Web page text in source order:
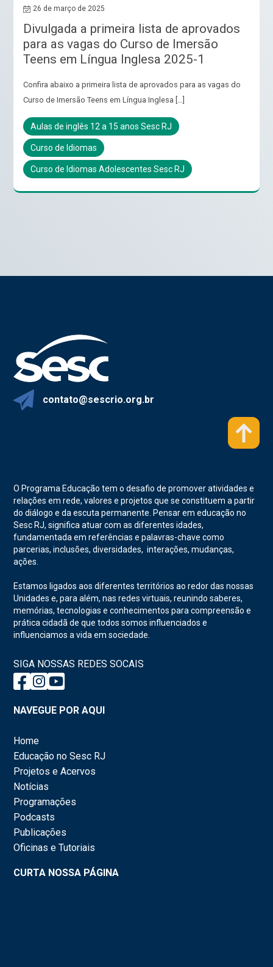
26 de março de 2025
Divulgada a primeira lista de aprovados
para as vagas do Curso de Imersão
Teens em Língua Inglesa 2025-1
Confira abaixo a primeira lista de aprovados para as vagas do
Curso de Imersão Teens em Língua Inglesa […]
Aulas de inglês 12 a 15 anos Sesc RJ
Curso de Idiomas
Curso de Idiomas Adolescentes Sesc RJ
contato@sescrio.org.br
O Programa Educação tem o desafio de promover atividades e
relações em rede, valores e projetos que se constituem a partir
do diálogo e da escuta permanente. Pensar em educação no
Sesc RJ, significa atuar com as diferentes idades,
fundamentada em referências e palavras-chave como
parcerias, inclusões, diversidades, interações, mudanças,
ações.
Estamos ligados aos diferentes territórios ao redor das nossas
Unidades e, para além, nas redes virtuais, reunindo saberes,
memórias, tecnologias e conhecimentos para compreensão e
prática cidadã de que todos somos influenciados e
influenciamos a vida em sociedade.
SIGA NOSSAS REDES SOCAIS
NAVEGUE POR AQUI
Home
Educação no Sesc RJ
Projetos e Acervos
Notícias
Programações
Podcasts
Publicações
Oficinas e Tutoriais
CURTA NOSSA PÁGINA